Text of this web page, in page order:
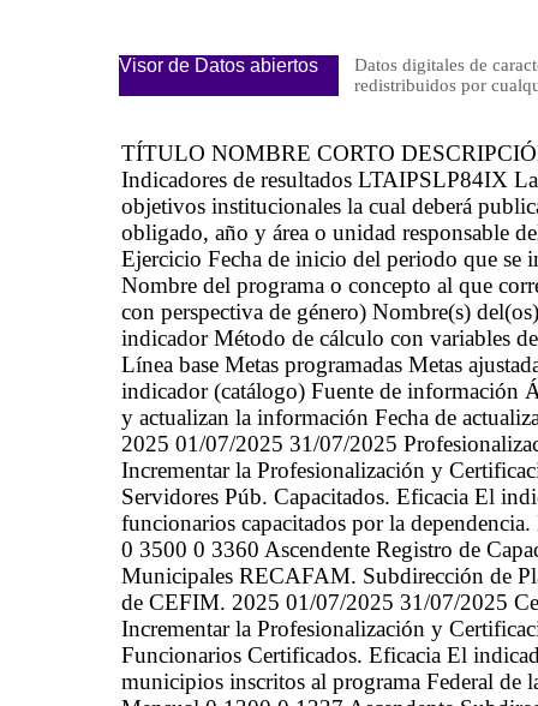
Visor de Datos abiertos
Datos digitales de
redistribuidos por
TÍTULO NOMBRE CORTO
Indicadores de resultados LTAIPSLP84IX
objetivos institucionales la cual deberá
obligado, año y área o unidad responsable
Ejercicio Fecha de inicio del periodo que se
Nombre del programa o concepto al que
con perspectiva de género) Nombre(s)
indicador Método de cálculo con variables
Línea base Metas programadas Metas
indicador (catálogo) Fuente de información
y actualizan la información Fecha de
2025 01/07/2025 31/07/2025
Incrementar la Profesionalización y
Servidores Púb. Capacitados. Eficacia El
funcionarios capacitados por la
0 3500 0 3360 Ascendente Registro de
Municipales RECAFAM. Subdirección de
de CEFIM. 2025 01/07/2025 31/07/2025
Incrementar la Profesionalización y
Funcionarios Certificados. Eficacia El
municipios inscritos al programa Federal